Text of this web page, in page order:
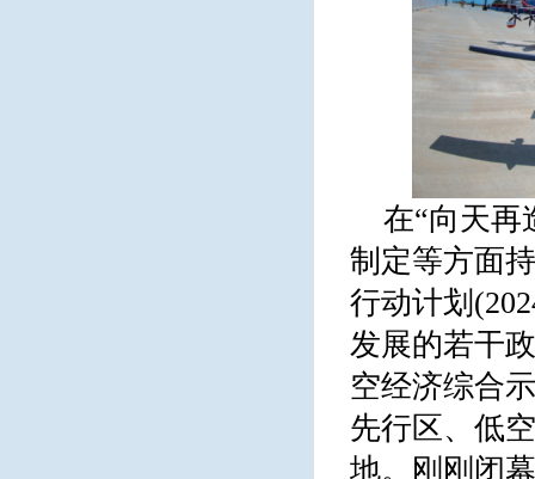
在“向天再
制定等方面
行动计划
发展的若干
空经济综合
先行区、低
地。刚刚闭